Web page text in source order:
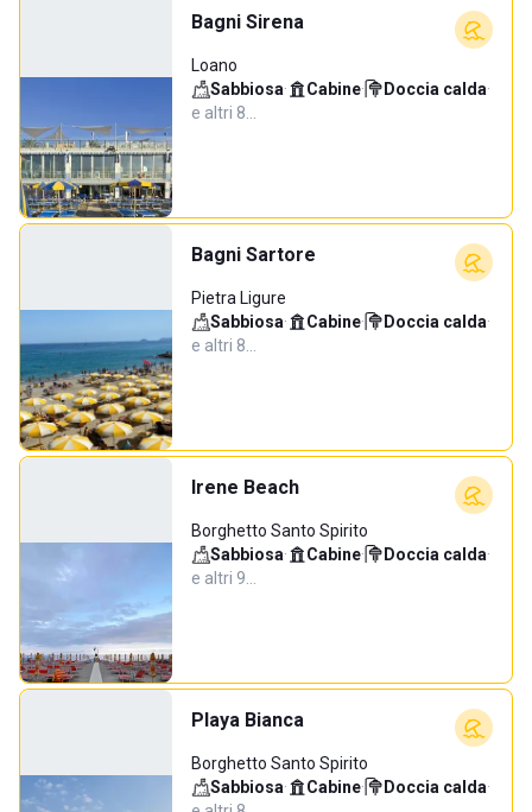
Bagni Sirena
Loano
Sabbiosa· Cabine· Doccia calda·
e altri 8…
Bagni Sartore
Pietra Ligure
Sabbiosa· Cabine· Doccia calda·
e altri 8…
Irene Beach
Borghetto Santo Spirito
Sabbiosa· Cabine· Doccia calda·
e altri 9…
Playa Bianca
Borghetto Santo Spirito
Sabbiosa· Cabine· Doccia calda·